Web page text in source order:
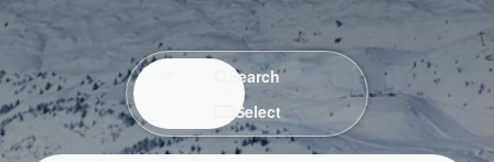
Search / SelectSearch
Select